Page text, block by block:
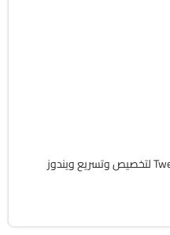
تحميل برنامج TweakNow WinSecret Plus لتخصيص وتسريع ويندوز